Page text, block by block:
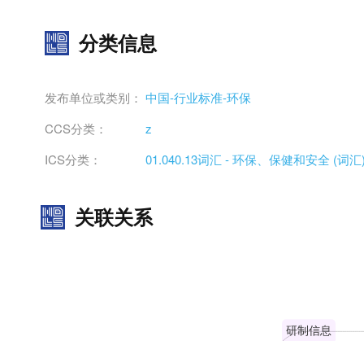
分类信息
发布单位或类别： 中国-行业标准-环保
CCS分类：
z
ICS分类：
01.040.13词汇 - 环保、保健和安全 (词
关联关系